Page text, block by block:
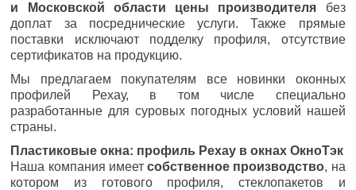
и Московской области
цены производителя без
доплат за посреднические услуги. Также прямые
поставки исключают подделку профиля, отсутствие
сертификатов на продукцию.
Мы предлагаем покупателям все новинки оконных
профилей Рехау, в том числе специально
разработанные для суровых погодных условий нашей
страны.
Пластиковые окна: профиль Рехау в окнах ОкноТэк
Наша компания имеетсобственное производство, на
котором из готового профиля, стеклопакетов и